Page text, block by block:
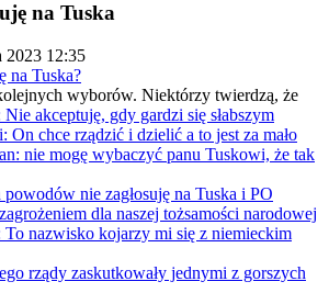
na Tuska
2023 12:35
na Tuska?
wyborów. Niektórzy twierdzą, że
akceptuję, gdy gardzi się słabszym
On chce rządzić i dzielić a to jest za mało
nie mogę wybaczyć panu Tuskowi, że tak
nie zagłosuję na Tuska i PO
dla naszej tożsamości narodowej
nazwisko kojarzy mi się z niemieckim
rządy zaskutkowały jednymi z gorszych